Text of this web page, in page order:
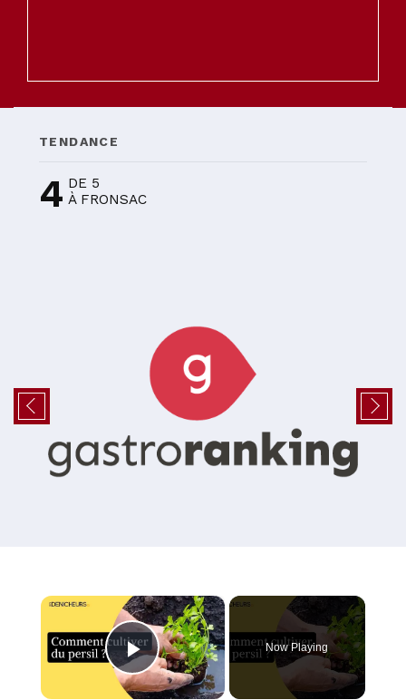
TENDANCE
4 DE 5
À FRONSAC
×
Play Video
Now Playing